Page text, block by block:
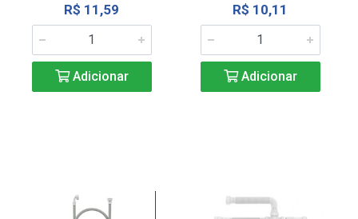
R$ 11,59
Adicionar
R$ 10,11
Adicionar